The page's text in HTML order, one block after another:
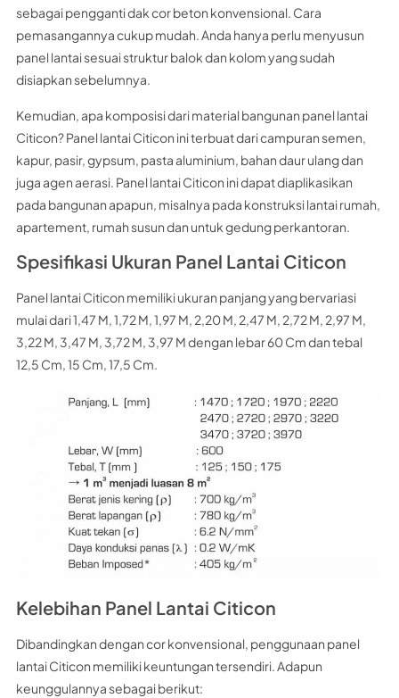
sebagai pengganti dak cor beton konvensional. Cara
pemasangannya cukup mudah. Anda hanya perlu menyusun
panel lantai sesuai struktur balok dan kolom yang sudah
disiapkan sebelumnya.
Kemudian, apa komposisi dari material bangunan panel lantai
Citicon? Panel lantai Citicon ini terbuat dari campuran semen,
kapur, pasir, gypsum, pasta aluminium, bahan daur ulang dan
juga agen aerasi. Panel lantai Citicon ini dapat diaplikasikan
pada bangunan apapun, misalnya pada konstruksi lantai rumah,
apartement, rumah susun dan untuk gedung perkantoran.
Spesifikasi Ukuran Panel Lantai Citicon
Panel lantai Citicon memiliki ukuran panjang yang bervariasi
mulai dari 1,47 M, 1,72 M, 1,97 M, 2,20 M, 2,47 M, 2,72 M, 2,97 M,
3,22 M, 3,47 M, 3,72 M, 3,97 M dengan lebar 60 Cm dan tebal
12,5 Cm, 15 Cm, 17,5 Cm.
Kelebihan Panel Lantai Citicon
Dibandingkan dengan cor konvensional, penggunaan panel
lantai Citicon memiliki keuntungan tersendiri. Adapun
keunggulannya sebagai berikut: